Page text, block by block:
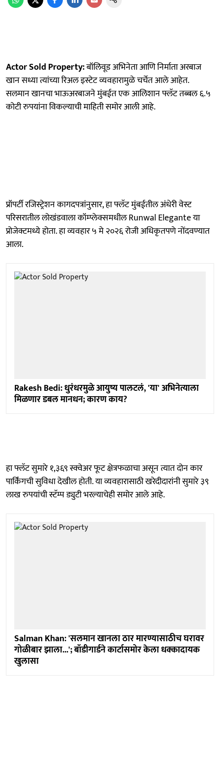
Actor Sold Property:बॉलिवूड अभिनेता आणि निर्माता अरबाज
खान सध्या त्यांच्या रिअल इस्टेट व्यवहारामुळे चर्चेत आले आहेत.
सलमान खानचा भाऊअरबाजने मुंबईत एक आलिशान फ्लॅट तब्बल ६.५
कोटी रुपयांना विकल्याची माहिती समोर आली आहे.
प्रॉपर्टी रजिस्ट्रेशन कागदपत्रांनुसार, हा फ्लॅट मुंबईतील अंधेरी वेस्ट
परिसरातील लोखंडवाला कॉम्प्लेक्समधील Runwal Elegante या
प्रोजेक्टमध्ये होता. हा व्यवहार ५ मे २०२६ रोजी अधिकृतपणे नोंदवण्यात
आला.
Rakesh Bedi: धुरंधरमुळे आयुष्य पालटलं, 'या' अभिनेत्याला
मिळणार डबल मानधन; कारण काय?
हा फ्लॅट सुमारे १,३६९ स्क्वेअर फूट क्षेत्रफळाचा असून त्यात दोन कार
पार्किंगची सुविधा देखील होती. या व्यवहारासाठी खरेदीदारांनी सुमारे ३९
लाख रुपयांची स्टॅम्प ड्युटी भरल्याचेही समोर आले आहे.
Salman Khan: 'सलमान खानला ठार मारण्यासाठीच घरावर
गोळीबार झाला...'; बॉडीगार्डने कार्टासमोर केला धक्कादायक
खुलासा